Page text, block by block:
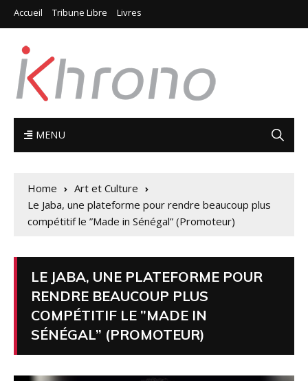
Accueil Tribune Libre Livres
MENU
Home
Art et Culture
Le Jaba, une plateforme pour rendre beaucoup plus
compétitif le ”Made in Sénégal” (Promoteur)
LE JABA, UNE PLATEFORME POUR
RENDRE BEAUCOUP PLUS
COMPÉTITIF LE ”MADE IN
SÉNÉGAL” (PROMOTEUR)